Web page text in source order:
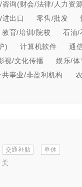
咨询(财会/法律/人力资
进出口 零售/批发
教育/培训/院校 石油/
) 计算机软件 通
视/文化传播 娱乐/体
事业/非盈利机构
交通补贴 单休